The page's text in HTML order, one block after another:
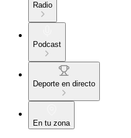
Radio
Podcast
Deporte en directo
En tu zona